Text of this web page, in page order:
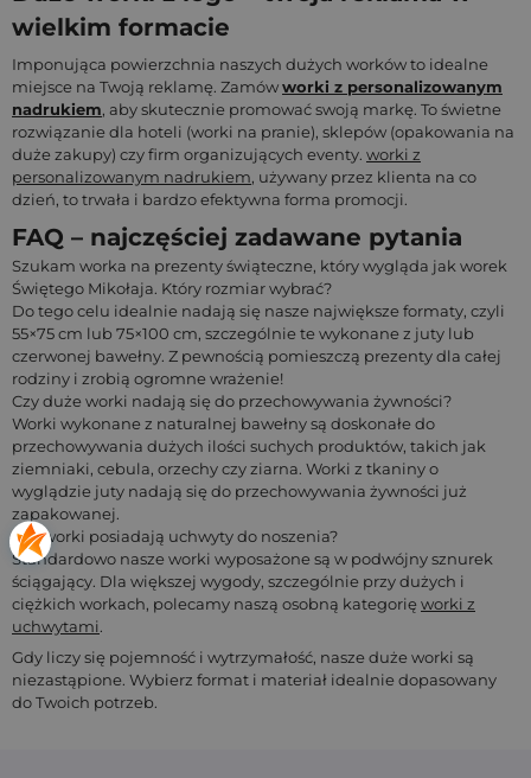
wielkim formacie
Imponująca powierzchnia naszych dużych worków to idealne
miejsce na Twoją reklamę. Zamówworki z personalizowanym
nadrukiem, aby skutecznie promować swoją markę. To świetne
rozwiązanie dla hoteli (worki na pranie), sklepów (opakowania na
duże zakupy) czy firm organizujących eventy. worki z
personalizowanym nadrukiem, używany przez klienta na co
dzień, to trwała i bardzo efektywna forma promocji.
FAQ – najczęściej zadawane pytania
Szukam worka na prezenty świąteczne, który wygląda jak worek
Świętego Mikołaja. Który rozmiar wybrać?
Do tego celu idealnie nadają się nasze największe formaty, czyli
55×75 cm lub 75×100 cm, szczególnie te wykonane z juty lub
czerwonej bawełny. Z pewnością pomieszczą prezenty dla całej
rodziny i zrobią ogromne wrażenie!
Czy duże worki nadają się do przechowywania żywności?
Worki wykonane z naturalnej bawełny są doskonałe do
przechowywania dużych ilości suchych produktów, takich jak
ziemniaki, cebula, orzechy czy ziarna. Worki z tkaniny o
wyglądzie juty nadają się do przechowywania żywności już
zapakowanej.
Czy worki posiadają uchwyty do noszenia?
Standardowo nasze worki wyposażone są w podwójny sznurek
ściągający. Dla większej wygody, szczególnie przy dużych i
ciężkich workach, polecamy naszą osobną kategorię worki z
uchwytami.
Gdy liczy się pojemność i wytrzymałość, nasze duże worki są
niezastąpione. Wybierz format i materiał idealnie dopasowany
do Twoich potrzeb.